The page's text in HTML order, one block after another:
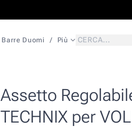
Barre Duomi Più
Assetto
TECHNIX per